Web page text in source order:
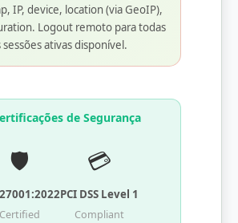
IP, device, location (via GeoIP),
Logout remoto para todas
sessões ativas disponível.
de Segurança
🛡️
Certified
💳
PCI DSS Level 1
Compliant